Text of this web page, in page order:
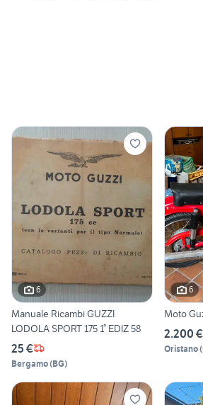
6
Manuale Ricambi GUZZI
LODOLA SPORT 175 1° EDIZ 58
25 €
Bergamo(BG)
6
Moto
2.200 €
Oristano(